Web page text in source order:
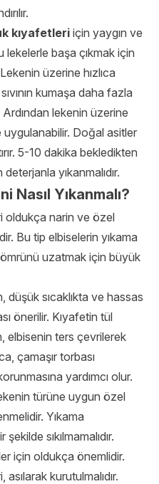
kıyafetleriiçin yaygın ve
başa çıkmak için
üzerine hızlıca
kumaşa daha fazla
lekenin üzerine
Doğal asitler
5-10 dakika bekledikten
yıkanmalıdır.
Nasıl Yıkanmalı?
oldukça narin ve özel
Bu tip elbiselerin yıkama
uzatmak için büyük
düşük sıcaklıkta ve hassas
önerilir. Kıyafetin tül
elbisenin ters çevrilerek
çamaşır torbası
yardımcı olur.
türüne uygun özel
Yıkama
sıkılmamalıdır.
için oldukça önemlidir.
asılarak kurutulmalıdır.